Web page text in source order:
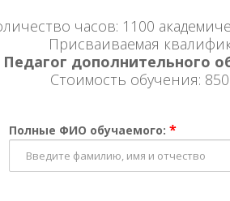
часов: 1100
Присваиваемая
Педагог дополнительного
Стоимость обучения:
Полные ФИО обучаемого: *